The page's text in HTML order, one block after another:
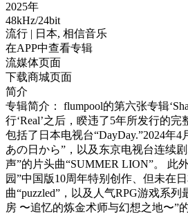
2025年
48kHz/24bit
流行 | 日本, 相信音乐
在APP中查看专辑
流媒体页面
下载商城页面
简介
专辑简介： flumpool的第六张专辑
行‘Real’之后，睽违了5年所发行的完
包括了日本电视台“DayDay.”2024年4
あの日から”，以及东京电视台连续
声”的片头曲“SUMMER LION”。 此
园”中国版10周年特别创作、但未在
曲“puzzled”，以及人气RPG游戏系
房 〜追忆的炼金术师与幻想之地〜”